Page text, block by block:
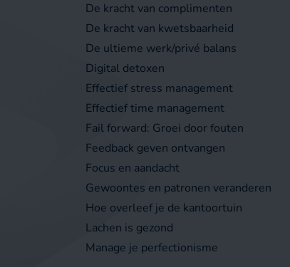
De kracht van complimenten
De kracht van kwetsbaarheid
De ultieme werk/privé balans
Digital detoxen
Effectief stress management
Effectief time management
Fail forward: Groei door fouten
Feedback geven ontvangen
Focus en aandacht
Gewoontes en patronen veranderen
Hoe overleef je de kantoortuin
Lachen is gezond
Manage je perfectionisme